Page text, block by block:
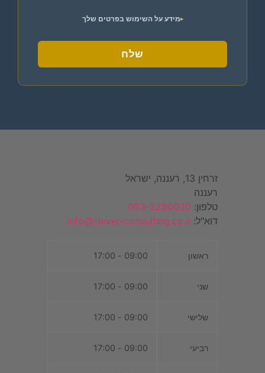
מידע על השימוש בפרטים שלך
שלח
זרחין 13, רעננה, ישראל
רעננה
טלפון: 053-2290030
דוא"ל: info@clever-consulting.co.il
ראשון 09:00 - 17:00
שני 09:00 - 17:00
שלישי 09:00 - 17:00
רביעי 09:00 - 17:00